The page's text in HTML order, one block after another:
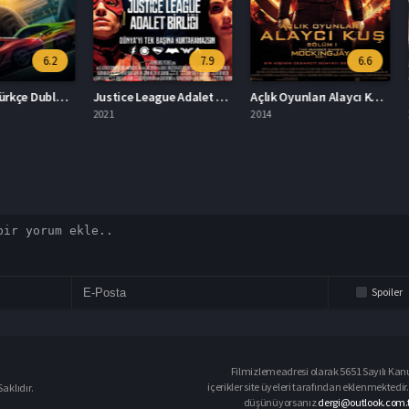
6.2
Culpa Mia Türkçe Dublaj İzle
7.9
Justice League Adalet Birliği İzle
6.6
Açlık Oyunları Alaycı Kuş Bölüm 1 İzle Dilber
Spoiler
Filmizlemeadresi olarak 5651 Sayılı
içerikler site üyeleri tarafından
düşünüyorsanız